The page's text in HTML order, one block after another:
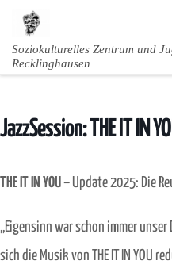
Zum Inhalt springen
Soziokulturelles Zentrum und
Recklinghausen
JazzSession: THE IT IN
THE IT IN YOU– Update 2025: Die
„Eigensinn war schon immer
sich die Musik von THE IT IN YOU